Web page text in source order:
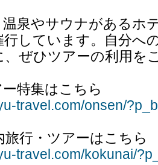
温泉やサウナがあるホ
しています。自分へ
、ぜひツアーの利用を
特集はこちら
travel.com/onsen/
行・ツアーはこちら
travel.com/kokunai/